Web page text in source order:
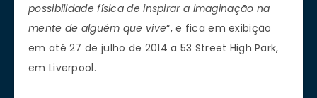
possibilidade física de inspirar a imaginação na
mente de alguém que vive“, e fica em exibição
em até 27 de julho de 2014 a 53 Street High Park,
em Liverpool.